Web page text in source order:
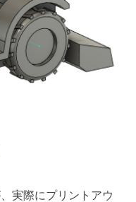
実際にプリントアウ